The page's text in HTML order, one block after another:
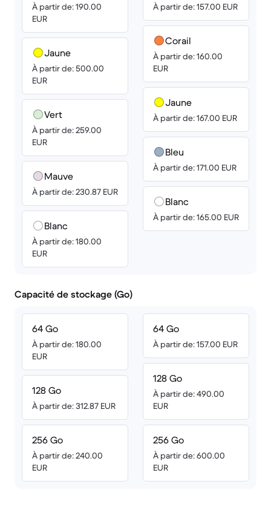
À partir de: 190.00
EUR
Jaune
À partir de: 500.00
EUR
Vert
À partir de: 259.00
EUR
Mauve
À partir de: 230.87 EUR
Blanc
À partir de: 180.00
EUR
À partir de: 157.00 EUR
Corail
À partir de: 160.00
EUR
Jaune
À partir de: 167.00 EUR
Bleu
À partir de: 171.00 EUR
Blanc
À partir de: 165.00 EUR
Capacité de stockage (Go)
64 Go
À partir de: 180.00
EUR
128 Go
À partir de: 312.87 EUR
256 Go
À partir de: 240.00
EUR
64 Go
À partir de: 157.00 EUR
128 Go
À partir de: 490.00
EUR
256 Go
À partir de: 600.00
EUR